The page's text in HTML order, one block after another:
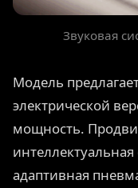
Звуковая
Модель
электрической
мощность.
адаптивная